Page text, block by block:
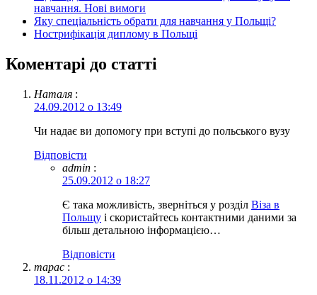
навчання. Нові вимоги
Яку спеціальність обрати для навчання у Польщі?
Нострифікація диплому в Польщі
Коментарі до статті
Наталя :
24.09.2012 о 13:49
Чи надає ви допомогу при вступі до польського вузу
Відповіcти
admin :
25.09.2012 о 18:27
Є така можливість, зверніться у розділ Віза в
Польщу і скористайтесь контактними даними за
більш детальною інформацією…
Відповіcти
тарас :
18.11.2012 о 14:39